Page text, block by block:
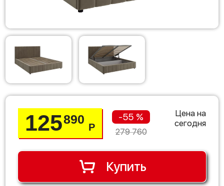
125890
Р
-55 %
279 760
Цена на
сегодня
Купить